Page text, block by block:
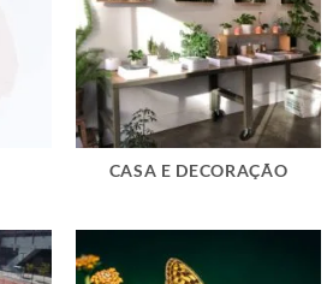
CASA E DECORAÇÃO